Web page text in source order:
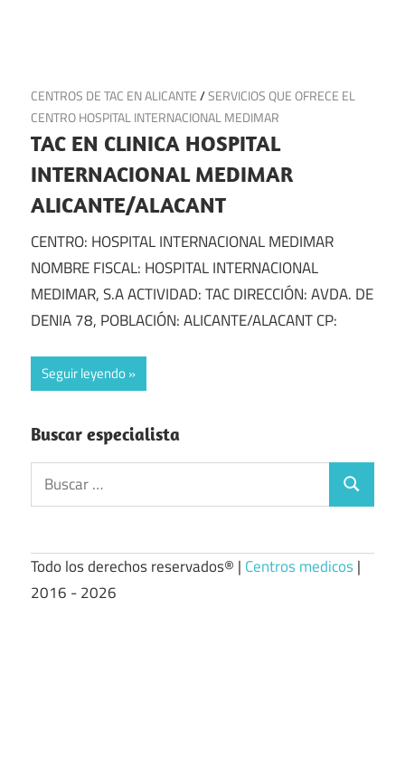
19 de agosto de 2024
CENTROS DE TAC EN ALICANTE/SERVICIOS QUE OFRECE EL
CENTRO HOSPITAL INTERNACIONAL MEDIMAR
TAC EN CLINICA HOSPITAL
INTERNACIONAL MEDIMAR
ALICANTE/ALACANT
CENTRO: HOSPITAL INTERNACIONAL MEDIMAR
NOMBRE FISCAL: HOSPITAL INTERNACIONAL
MEDIMAR, S.A ACTIVIDAD: TAC DIRECCIÓN: AVDA. DE
DENIA 78, POBLACIÓN: ALICANTE/ALACANT CP:
Seguir leyendo
Buscar especialista
Buscar:
Buscar
Todo los derechos reservados® | Centros medicos|
2016 - 2026